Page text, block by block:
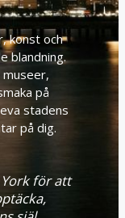
konst och
blandning.
på
stadens
på dig.
för att